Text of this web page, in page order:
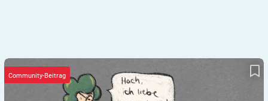
Community-Beitrag